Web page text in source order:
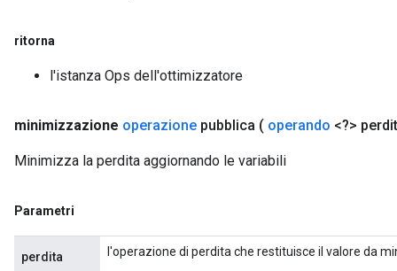
ritorna
l'istanza Ops dell'ottimizzatore
minimizzazione operazione pubblica ( operando <?>
Minimizza la perdita aggiornando le variabili
Parametri
perdita l'operazione di perdita che restituisce il valore da